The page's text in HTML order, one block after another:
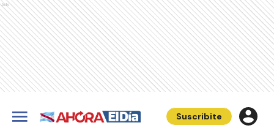
Ads
Suscribite